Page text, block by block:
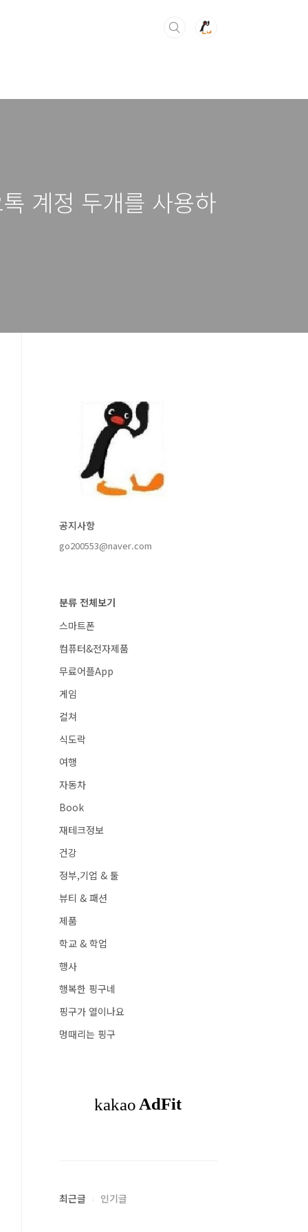
계정 두개를 사용하
공지사항
go200553@naver.com
분류 전체보기
스마트폰
컴퓨터&전자제품
무료어플App
게임
컬쳐
식도락
여행
자동차
Book
재테크정보
건강
정부,기업 & 툴
뷰티 & 패션
제품
학교 & 학업
행사
행복한 핑구네
핑구가 열이나요
멍때리는 핑구
최근글 인기글